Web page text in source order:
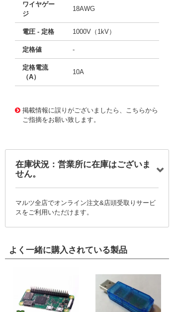
ワイヤゲー
ジ
18AWG
電圧 - 定格 1000V（1kV）
定格値 -
定格電流
（A）
10A
掲載情報に誤りがございましたら、こちらから
ご指摘をお願い致します。
在庫状況：営業所に在庫はございま
せん。
マルツ全店でオンライン注文&店頭受取りサービ
スをご利用いただけます。
よく一緒に購入されている製品